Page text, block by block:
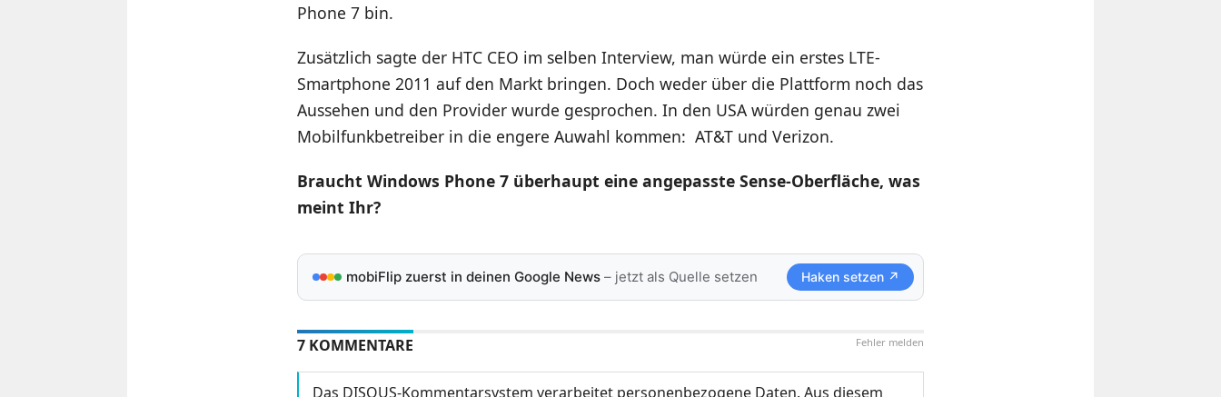
Phone 7 bin.
Zusätzlich sagte der HTC CEO im selben Interview, man würde ein erstes LTE-
Smartphone 2011 auf den Markt bringen. Doch weder über die Plattform noch das
Aussehen und den Provider wurde gesprochen. In den USA würden genau zwei
Mobilfunkbetreiber in die engere Auwahl kommen: AT&T und Verizon.
Braucht Windows Phone 7 überhaupt eine angepasste Sense-Oberfläche, was
meint Ihr?
mobiFlip zuerst in deinen Google News– jetzt als Quelle setzen Haken setzen ↗
Fehler melden
7 KOMMENTARE
Das DISQUS-Kommentarsystem verarbeitet personenbezogene Daten. Aus diesem